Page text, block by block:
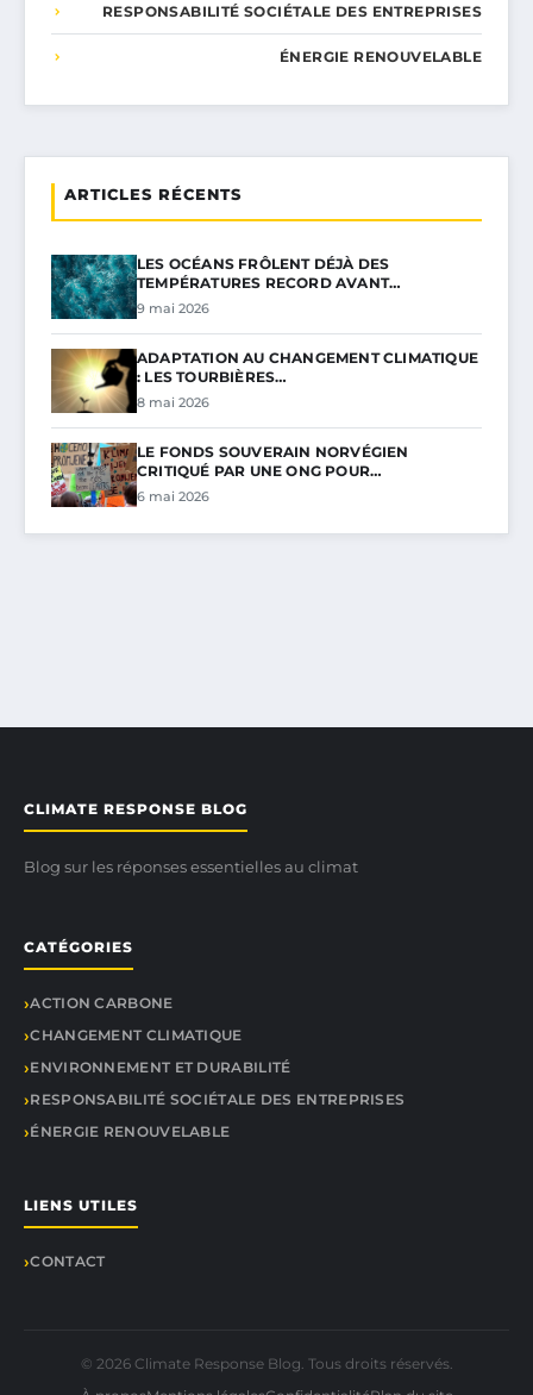
RESPONSABILITÉ SOCIÉTALE DES ENTREPRISES
ÉNERGIE RENOUVELABLE
ARTICLES RÉCENTS
LES OCÉANS FRÔLENT DÉJÀ DES
TEMPÉRATURES RECORD AVANT…
9 mai 2026
ADAPTATION AU CHANGEMENT CLIMATIQUE
: LES TOURBIÈRES…
8 mai 2026
LE FONDS SOUVERAIN NORVÉGIEN
CRITIQUÉ PAR UNE ONG POUR…
6 mai 2026
CLIMATE RESPONSE BLOG
Blog sur les réponses essentielles au climat
CATÉGORIES
ACTION CARBONE
CHANGEMENT CLIMATIQUE
ENVIRONNEMENT ET DURABILITÉ
RESPONSABILITÉ SOCIÉTALE DES ENTREPRISES
ÉNERGIE RENOUVELABLE
LIENS UTILES
CONTACT
© 2026 Climate Response Blog. Tous droits réservés.